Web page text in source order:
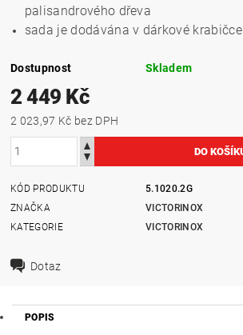
palisandrového dřeva
sada je dodávána v dárkové krabičce
Dostupnost Skladem
2 449 Kč
2 023,97 Kč bez DPH
KÓD PRODUKTU
5.1020.2G
ZNAČKA
VICTORINOX
KATEGORIE
VICTORINOX
Dotaz
POPIS